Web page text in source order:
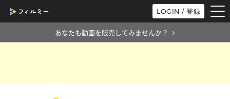
LOGIN / 登録
あなたも動画を販売してみませんか？